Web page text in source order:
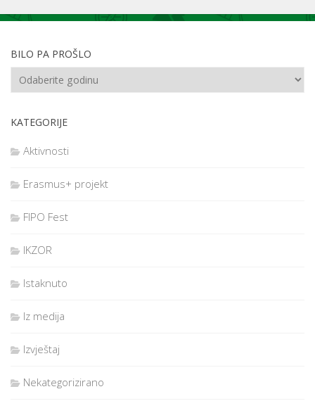
BILO PA PROŠLO
KATEGORIJE
Aktivnosti
Erasmus+ projekt
FIPO Fest
IKZOR
Istaknuto
Iz medija
Izvještaj
Nekategorizirano